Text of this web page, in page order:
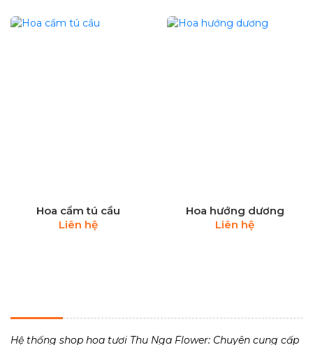
Hoa cẩm tú cầu
Liên hệ
Hoa hướng dương
Liên hệ
Hệ thống shop hoa tươi Thu Nga Flower: Chuyên cung cấp